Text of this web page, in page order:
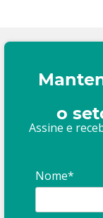
o
Assine e
Nome*